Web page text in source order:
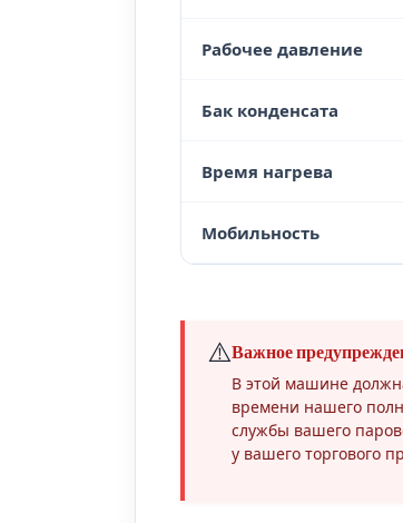
Рабочее давление
Бак конденсата
Время нагрева
Мобильность
⚠️Важное
В этой машине
времени нашего
службы вашего
у вашего торгового